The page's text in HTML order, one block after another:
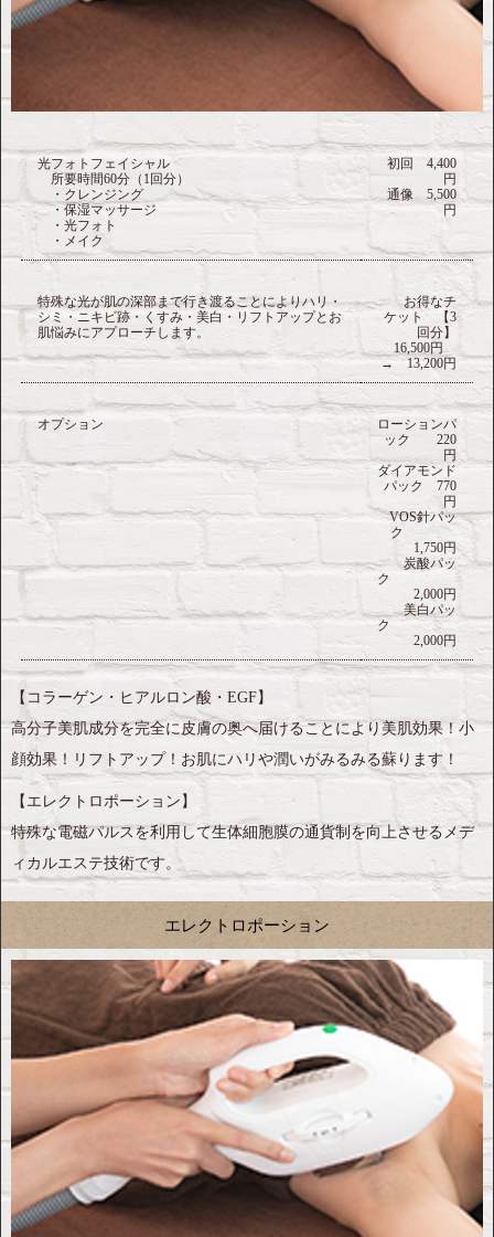
光フォトフェイシャル
所要時間60分（1回分）
・クレンジング
・保湿マッサージ
・光フォト
・メイク
初回 4,400
円
通像 5,500
円
特殊な光が肌の深部まで行き渡ることによりハリ・
シミ・ニキビ跡・くすみ・美白・リフトアップとお
肌悩みにアプローチします。
お得なチ
ケット 【3
回分】
16,500円
→ 13,200円
オプション
ローションパ
ック 220
円
ダイアモンド
パック 770
円
VOS針パッ
ク
1,750円
炭酸パッ
ク
2,000円
美白パッ
ク
2,000円
【コラーゲン・ヒアルロン酸・EGF】
高分子美肌成分を完全に皮膚の奥へ届けることにより美肌効果！小
顔効果！リフトアップ！お肌にハリや潤いがみるみる蘇ります！
【エレクトロポーション】
特殊な電磁パルスを利用して生体細胞膜の通貨制を向上させるメデ
ィカルエステ技術です。
エレクトロポーション